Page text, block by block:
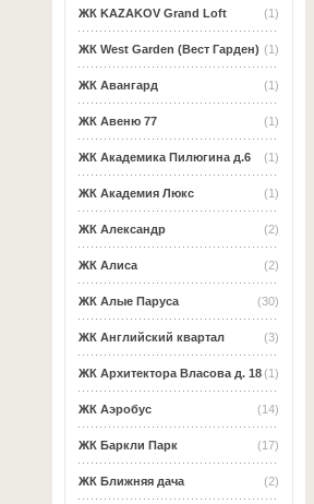
(1)
ЖК KAZAKOV Grand Loft
(1)
ЖК West Garden (Вест Гарден)
(1)
ЖК Авангард
(1)
ЖК Авеню 77
(1)
ЖК Академика Пилюгина д.6
(1)
ЖК Академия Люкс
(2)
ЖК Александр
(2)
ЖК Алиса
(30)
ЖК Алые Паруса
(3)
ЖК Английский квартал
(1)
ЖК Архитектора Власова д. 18
(14)
ЖК Аэробус
(17)
ЖК Баркли Парк
(2)
ЖК Ближняя дача